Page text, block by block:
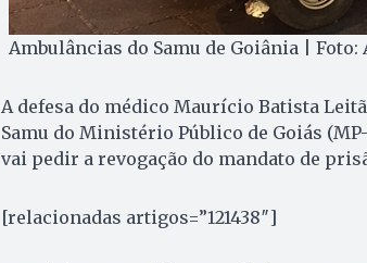
Ambulâncias do Samu de Goiânia |
A defesa do médico Maurício Batista
Samu do Ministério Público de Goiás
vai pedir a revogação do mandato de
[relacionadas artigos=”121438″]